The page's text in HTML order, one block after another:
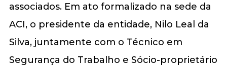
associados. Em ato formalizado na sede da
ACI, o presidente da entidade, Nilo Leal da
Silva, juntamente com o Técnico em
Segurança do Trabalho e Sócio-proprietário